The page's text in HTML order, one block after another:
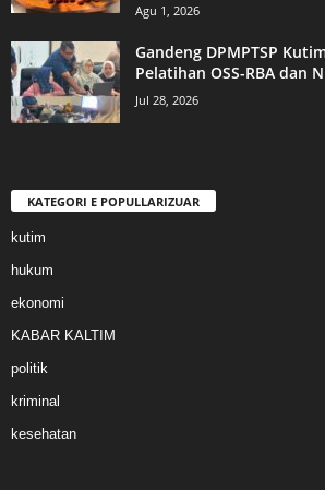
Agu 1, 2026
Gandeng DPMPTSP
Pelatihan OSS-RBA dan
Jul 28, 2026
KATEGORI E POPULLARIZUAR
kutim
hukum
ekonomi
KABAR KALTIM
politik
kriminal
kesehatan